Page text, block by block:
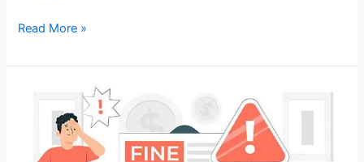
Read More »
bogføringsfejl